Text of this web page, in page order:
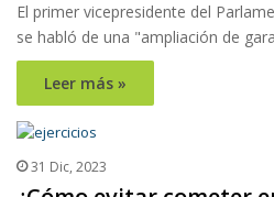
El primer vicepresidente del
se habló de una "ampliación de
Leer más »
31 Dic, 2023